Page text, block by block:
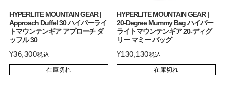
HYPERLITE MOUNTAIN GEAR |
Approach Duffel 30 ハイパーライ
トマウンテンギア アプローチ ダ
ッフル 30
¥36,300税込
在庫切れ
HYPERLITE MOUNTAIN GEAR |
20-Degree Mummy Bag ハイパー
ライトマウンテンギア 20-ディグ
リー マミー バッグ
¥130,130税込
在庫切れ